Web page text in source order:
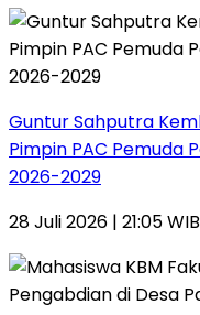
Guntur Sahputra
Pimpin PAC Pemuda
2026-2029
28 Juli 2026 | 21:05 WIB